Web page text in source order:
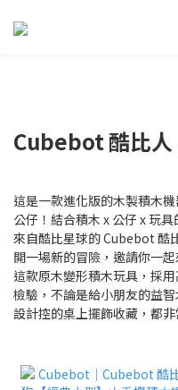
Cubebot 酷比人
這是一款進化版的木製積木
公仔！結合積木 x 公仔 x 玩具
來自酷比星球的 Cubebot 酷
開一場新的冒險，邀請你一起
這款原木變形積木玩具，採
檢驗，不論是給小朋友的益
設計控的桌上擺飾收藏，都